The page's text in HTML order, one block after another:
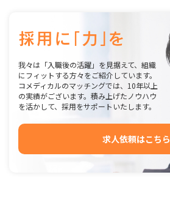
我々は「入職後の活躍」を見据えて、組織
にフィットする方々をご紹介しています。
コメディカルのマッチングでは、10年以上
の実績がございます。積み上げたノウハウ
を活かして、採用をサポートいたします。
求人依頼はこちら